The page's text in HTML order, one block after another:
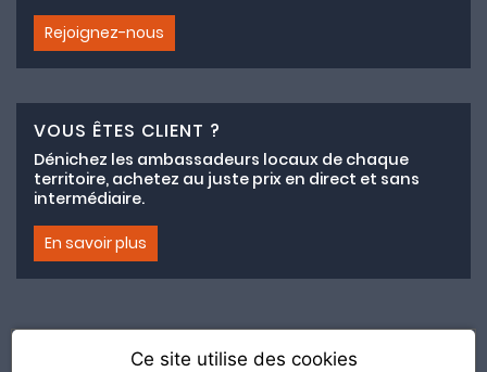
Rejoignez-nous
VOUS ÊTES CLIENT ?
Dénichez les ambassadeurs locaux de chaque
territoire, achetez au juste prix en direct et sans
intermédiaire.
En savoir plus
Ce site utilise des cookies